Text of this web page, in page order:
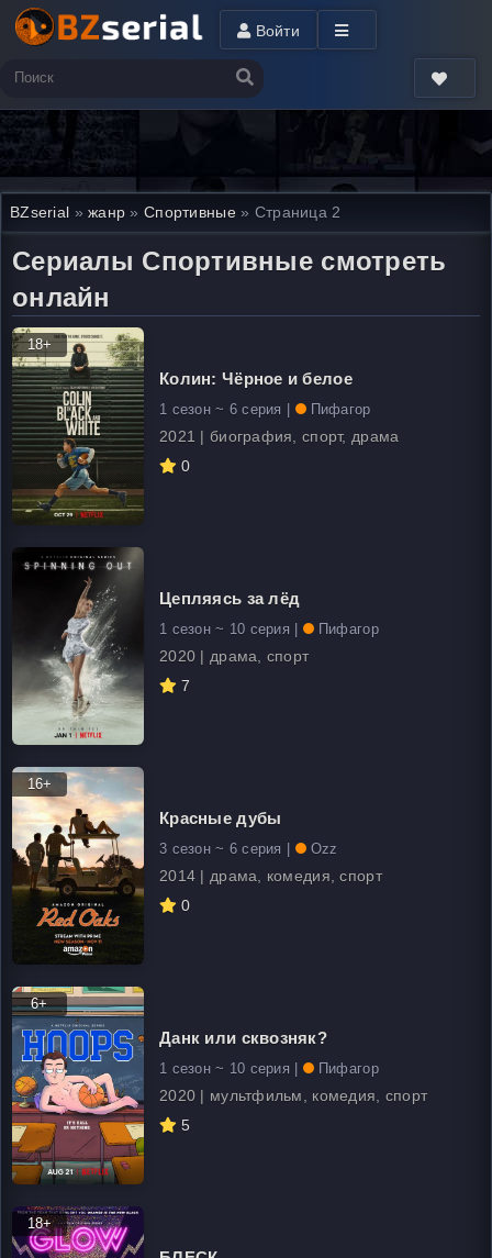
Войти
BZserial »жанр »Спортивные» Страница 2
Сериалы Спортивные смотреть
онлайн
18+
Колин: Чёрное и белое
1 сезон ~ 6 серия | Пифагор
2021 | биография, спорт, драма
0
Цепляясь за лёд
1 сезон ~ 10 серия | Пифагор
2020 | драма, спорт
7
16+
Красные дубы
3 сезон ~ 6 серия | Ozz
2014 | драма, комедия, спорт
0
6+
Данк или сквозняк?
1 сезон ~ 10 серия | Пифагор
2020 | мультфильм, комедия, спорт
5
18+